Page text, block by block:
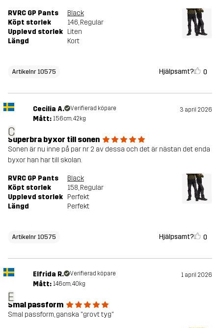
RVRC GP Pants
Black
Köpt storlek
146, Regular
Upplevd storlek Liten
Längd
Kort
Artikelnr 10575 Hjälpsamt? 0
C
Cecilia A. Verifierad köpare 3 april 2026
Mått: 156cm, 42kg
Superbra byxor till sonen
Sonen är nu inne på par nr 2 av dessa och det är nästan det enda
byxor han har till skolan.
RVRC GP Pants
Black
Köpt storlek
158, Regular
Upplevd storlek Perfekt
Längd
Perfekt
Artikelnr 10575 Hjälpsamt? 0
E
Elfrida R. Verifierad köpare 1 april 2026
Mått: 146cm, 40kg
Smal passform
Smal passform, ganska "grovt tyg"